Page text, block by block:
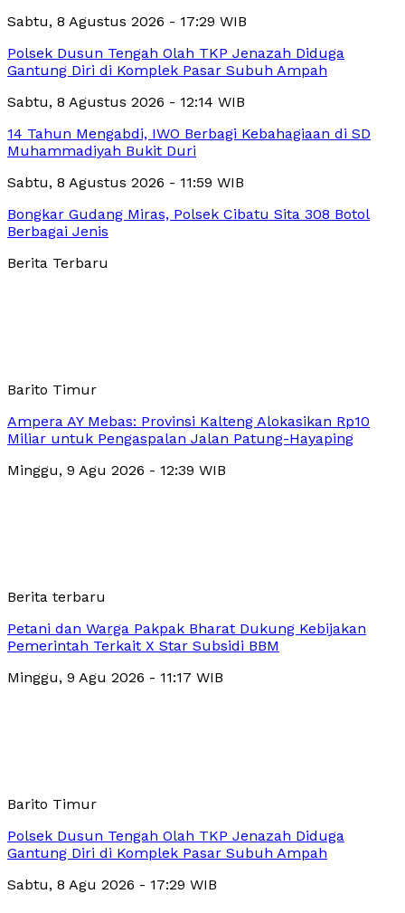
Sabtu, 8 Agustus 2026 - 17:29 WIB
Polsek Dusun Tengah Olah TKP Jenazah Diduga
Gantung Diri di Komplek Pasar Subuh Ampah
Sabtu, 8 Agustus 2026 - 12:14 WIB
14 Tahun Mengabdi, IWO Berbagi Kebahagiaan di SD
Muhammadiyah Bukit Duri
Sabtu, 8 Agustus 2026 - 11:59 WIB
Bongkar Gudang Miras, Polsek Cibatu Sita 308 Botol
Berbagai Jenis
Berita Terbaru
Barito Timur
Ampera AY Mebas: Provinsi Kalteng Alokasikan Rp10
Miliar untuk Pengaspalan Jalan Patung-Hayaping
Minggu, 9 Agu 2026 - 12:39 WIB
Berita terbaru
Petani dan Warga Pakpak Bharat Dukung Kebijakan
Pemerintah Terkait X Star Subsidi BBM
Minggu, 9 Agu 2026 - 11:17 WIB
Barito Timur
Polsek Dusun Tengah Olah TKP Jenazah Diduga
Gantung Diri di Komplek Pasar Subuh Ampah
Sabtu, 8 Agu 2026 - 17:29 WIB